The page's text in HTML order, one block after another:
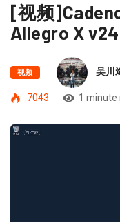
[视频
Allegro X
视频 吴川
7043 1 minute